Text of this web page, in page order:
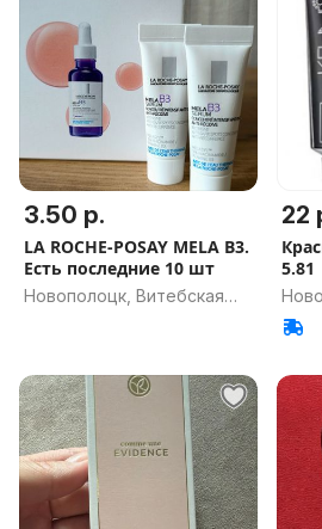
3.50 р.
LA ROCHE-POSAY MELA B3.
Есть последние 10 шт
Новополоцк, Витебская
22
5.81
обл.